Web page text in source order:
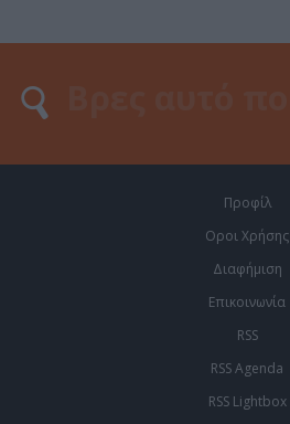
Προφίλ
Οροι Χρήσης
Διαφήμιση
Επικοινωνία
RSS
RSS Agenda
RSS Lightbox